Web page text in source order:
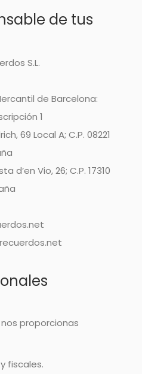
de tus
S.L.
de Barcelona:
1
69 Local A; C.P. 08221
d’en Vio, 26; C.P. 17310
proporcionas
fiscales.